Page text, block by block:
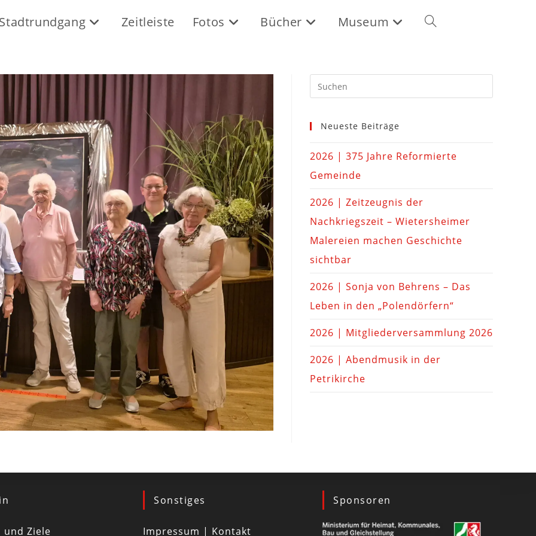
Zeitleiste Fotos Bücher Museum
Neueste Beiträge
2026 | 375 Jahre Reformierte
Gemeinde
2026 | Zeitzeugnis der
Nachkriegszeit – Wietersheimer
Malereien machen Geschichte
sichtbar
2026 | Sonja von Behrens – Das
Leben in den „Polendörfern“
2026 | Mitgliederversammlung 2026
2026 | Abendmusik in der
Petrikirche
und Ziele
Sonstiges
Impressum | Kontakt
Sponsoren